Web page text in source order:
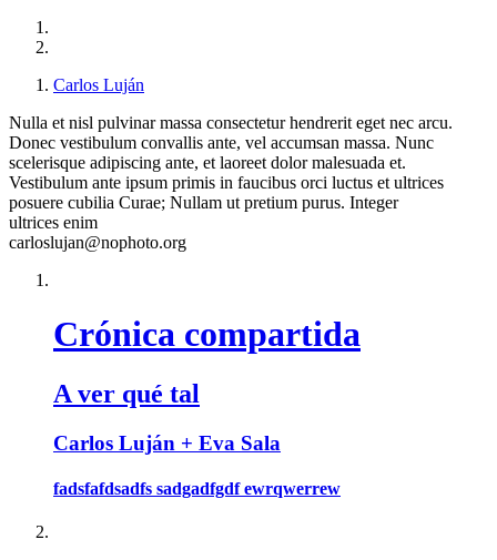
Carlos Luján
Nulla et nisl pulvinar massa consectetur hendrerit eget nec arcu.
Donec vestibulum convallis ante, vel accumsan massa. Nunc
scelerisque adipiscing ante, et laoreet dolor malesuada et.
Vestibulum ante ipsum primis in faucibus orci luctus et ultrices
posuere cubilia Curae; Nullam ut pretium purus. Integer
ultrices enim
carloslujan@nophoto.org
Crónica compartida
A ver qué tal
Carlos Luján + Eva Sala
fadsfafdsadfs sadgadfgdf ewrqwerrew